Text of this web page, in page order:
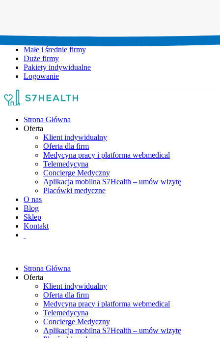
Małe i średnie firmy
Duże firmy
Pakiety indywidualne
Logowanie
Strona Główna
Oferta
Klient indywidualny
Oferta dla firm
Medycyna pracy i platforma webmedical
Telemedycyna
Concierge Medyczny
Aplikacja mobilna S7Health – umów wizytę
Placówki medyczne
O nas
Blog
Sklep
Kontakt
Strona Główna
Oferta
Klient indywidualny
Oferta dla firm
Medycyna pracy i platforma webmedical
Telemedycyna
Concierge Medyczny
Aplikacja mobilna S7Health – umów wizytę